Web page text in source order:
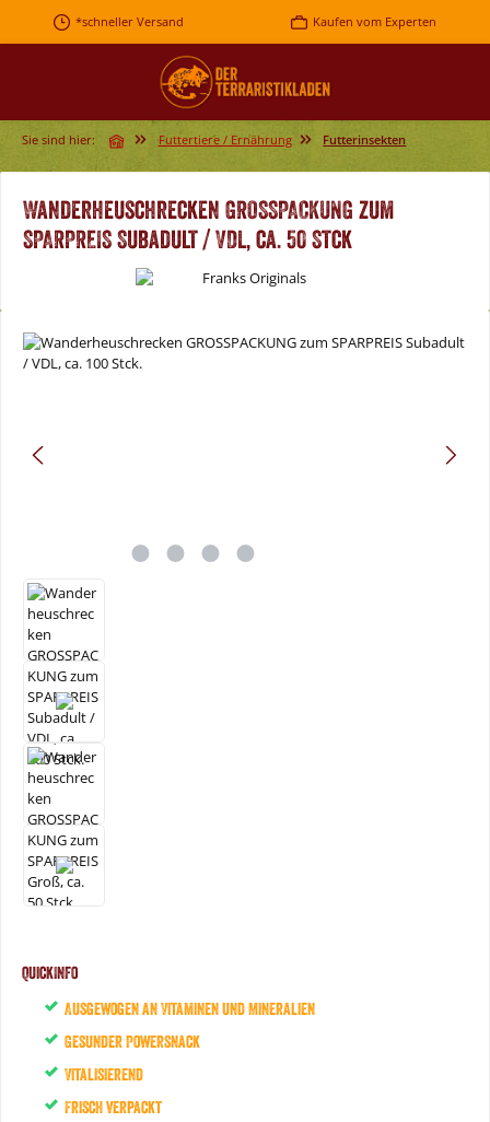
Zum Hauptinhalt springen
*schneller Versand Kaufen vom Experten
Sie sind hier: Futtertiere / Ernährung Futterinsekten
Wanderheuschrecken GROSSPACKUNG zum
SPARPREIS Subadult / VDL, ca. 50 Stck
Bildergalerie überspringen
QuickInfo
Ausgewogen an Vitaminen und Mineralien
Gesunder Powersnack
Vitalisierend
Frisch verpackt